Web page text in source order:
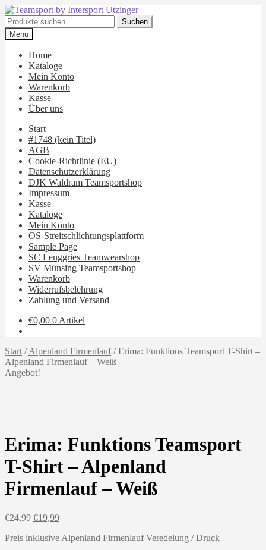
Zur
Navigation
springen
Zum
Inhalt
springen
Suchen
nach:
Suchen
Menü
Home
Kataloge
Mein Konto
Warenkorb
Kasse
Über uns
Start
#1748 (kein Titel)
AGB
Cookie-Richtlinie (EU)
Datenschutzerklärung
DJK Waldram Teamsportshop
Impressum
Kasse
Kataloge
Mein Konto
OS-Streitschlichtungsplattform
Sample Page
SC Lenggries Teamwearshop
SV Münsing Teamsportshop
Warenkorb
Widerrufsbelehrung
Zahlung und Versand
€0,00 0 Artikel
Start /Alpenland Firmenlauf/Erima: Funktions Teamsport T-Shirt –
Alpenland Firmenlauf – Weiß
Angebot!
Erima: Funktions Teamsport
T-Shirt – Alpenland
Firmenlauf – Weiß
€24,99 Ursprünglicher
war:
€19,99Aktueller
ist:
Preis inklusive Alpenland Firmenlauf Veredelung / Druck